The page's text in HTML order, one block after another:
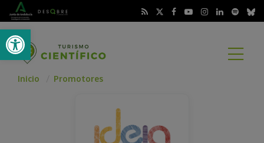
Abrir barra de herramientas
Inicio Promotores